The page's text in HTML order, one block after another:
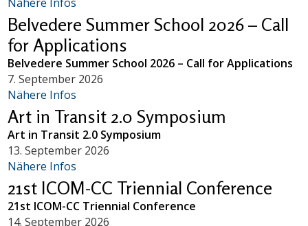
Belvedere Summer School 2026 – Call
for Applications
Belvedere Summer School 2026 – Call for Applications
7. September 2026
Nähere Infos
Art in Transit 2.0 Symposium
Art in Transit 2.0 Symposium
13. September 2026
Nähere Infos
21st ICOM-CC Triennial Conference
21st ICOM-CC Triennial Conference
14. September 2026